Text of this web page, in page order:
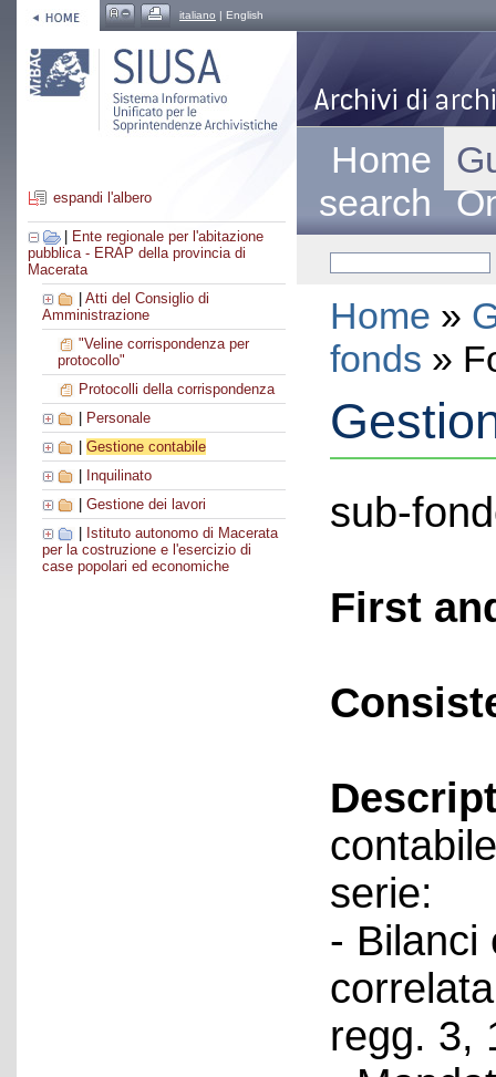
italiano | English
espandi l'albero
Ente regionale per l'abitazione
pubblica - ERAP della provincia di
Macerata
Atti del Consiglio di
Amministrazione
"Veline corrispondenza per
protocollo"
Protocolli della corrispondenza
Personale
Gestione contabile
Inquilinato
Gestione dei lavori
Istituto autonomo di Macerata
per la costruzione e l'esercizio di
case popolari ed economiche
Home
search
Home »
fonds »
sub-
First
serie:
- Bilanci
regg. 3,